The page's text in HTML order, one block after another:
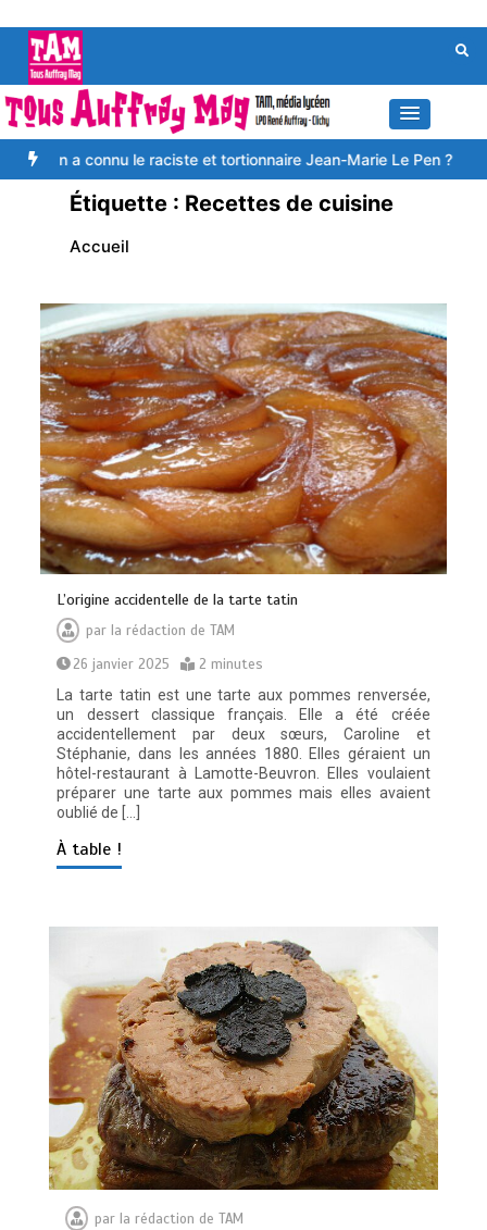
contenu
le raciste et tortionnaire Jean-Marie Le Pen ? Avec une
Étiquette : Recettes de cuisine
Accueil
L’origine accidentelle de la tarte tatin
par la rédaction de TAM
26 janvier 2025
2 minutes
La tarte tatin est une tarte aux pommes renversée,
un dessert classique français. Elle a été créée
accidentellement par deux sœurs, Caroline et
Stéphanie, dans les années 1880. Elles géraient un
hôtel-restaurant à Lamotte-Beuvron. Elles voulaient
préparer une tarte aux pommes mais elles avaient
oublié de […]
À table !
par la rédaction de TAM